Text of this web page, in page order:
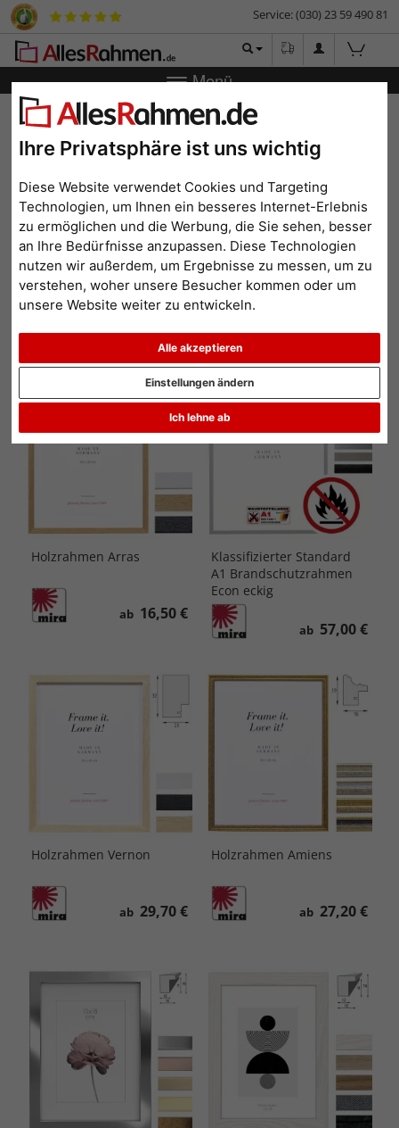
Ihre Privatsphäre ist uns wichtig
Diese Website verwendet Cookies und Targeting
Technologien, um Ihnen ein besseres Internet-Erlebnis
zu ermöglichen und die Werbung, die Sie sehen, besser
an Ihre Bedürfnisse anzupassen. Diese Technologien
nutzen wir außerdem, um Ergebnisse zu messen, um zu
verstehen, woher unsere Besucher kommen oder um
unsere Website weiter zu entwickeln.
Alle akzeptieren
Ich lehne ab
Einstellungen ändern
Service: (030) 23 59 490 81
Menü
Bilderrahmen-Shop Rahmengrößen
Alle Formate
Bilderrahmen im Format
21x30 cm
Alle Filter zurücksetzen
Format: 21x30
Beliebtheit Preis aufsteigend Preis absteigend
Holzrahmen Arras
ab 16,50 €
Klassifizierter Standard
A1 Brandschutzrahmen
Econ eckig
ab 57,00 €
Holzrahmen Vernon
ab 29,70 €
Holzrahmen Amiens
ab 27,20 €